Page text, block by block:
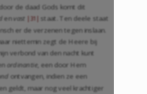
de daad Gods komt dit
en vast |31| staat. Ten deele staat
er de verzenen tegen inslaan.
niettemin zegt de Heere bij
verbond van den nacht kunt
ordinantie , een door Hem
ontvangen, indien ze een
geldt, maar nog veel krachtiger